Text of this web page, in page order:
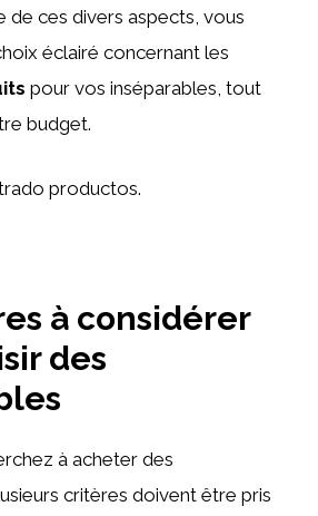
de ces divers aspects, vous
éclairé concernant les
pour vos inséparables, tout
budget.
productos.
à considérer
des
à acheter des
critères doivent être pris